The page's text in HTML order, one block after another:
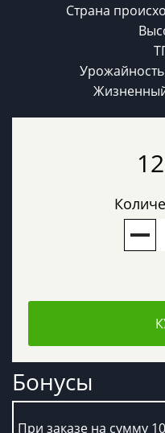
Страна
Бонусы
При заказе на сумму